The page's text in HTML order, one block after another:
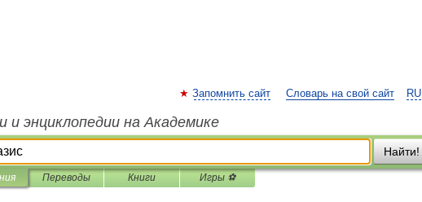
RU
Запомнить сайт Словарь на свой сайт
и энциклопедии на Академике
Найти!
Переводы Книги Игры ⚽